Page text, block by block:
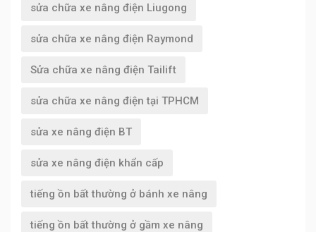
sửa chữa xe nâng điện Liugong
sửa chữa xe nâng điện Raymond
Sửa chữa xe nâng điện Tailift
sửa chữa xe nâng điện tại TPHCM
sửa xe nâng điện BT
sửa xe nâng điện khẩn cấp
tiếng ồn bất thường ở bánh xe nâng
tiếng ồn bất thường ở gầm xe nâng